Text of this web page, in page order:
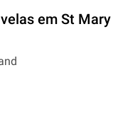
em St Mary